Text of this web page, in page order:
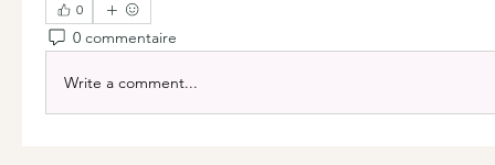
0
0 commentaire
Write a comment...